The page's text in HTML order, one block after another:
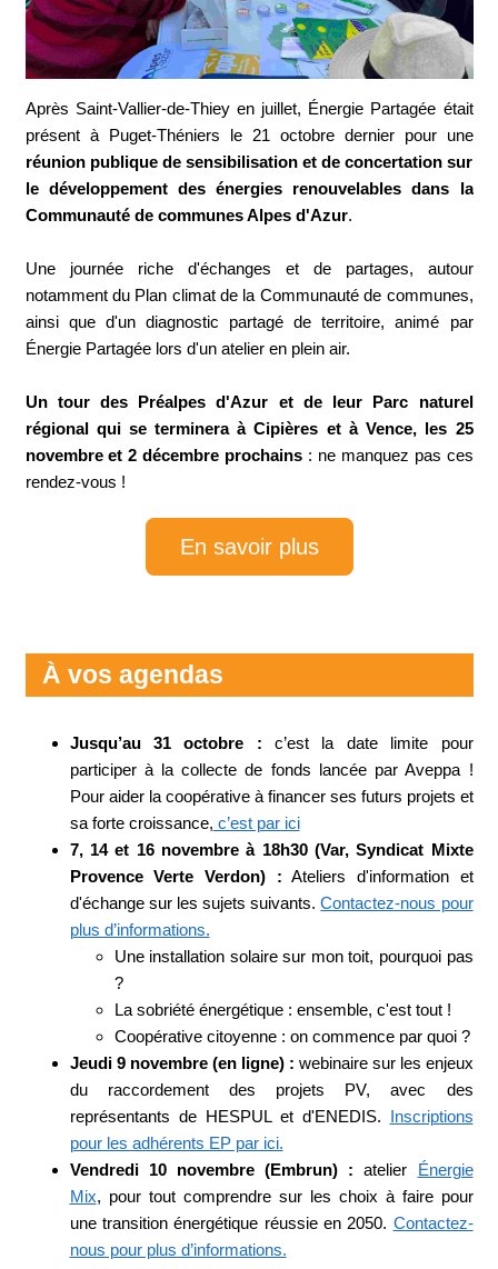
Après Saint-Vallier-de-Thiey en juillet, Énergie Partagée était
présent à Puget-Théniers le 21 octobre dernier pour une
réunion publique de sensibilisation et de concertation sur
le développement des énergies renouvelables dans la
Communauté de communes Alpes d'Azur.
Une journée riche d'échanges et de partages, autour
notamment du Plan climat de la Communauté de communes,
ainsi que d'un diagnostic partagé de territoire, animé par
Énergie Partagée lors d'un atelier en plein air.
Un tour des Préalpes d'Azur et de leur Parc naturel
régional qui se terminera à Cipières et à Vence, les 25
novembre et 2 décembre prochains : ne manquez pas ces
rendez-vous !
En savoir plus
À vos agendas
Jusqu’au 31 octobre : c’est la date limite pour
participer à la collecte de fonds lancée par Aveppa !
Pour aider la coopérative à financer ses futurs projets et
sa forte croissance, c’est par ici
7, 14 et 16 novembre à 18h30 (Var, Syndicat Mixte
Provence Verte Verdon) : Ateliers d'information et
d'échange sur les sujets suivants.Contactez-nous pour
plus d’informations.
Une installation solaire sur mon toit, pourquoi pas
?
La sobriété énergétique : ensemble, c'est tout !
Coopérative citoyenne : on commence par quoi ?
Jeudi 9 novembre (en ligne) : webinaire sur les enjeux
du raccordement des projets PV, avec des
représentants de HESPUL et d'ENEDIS. Inscriptions
pour les adhérents EP par ici.
Vendredi 10 novembre (Embrun) : atelier Énergie
Mix, pour tout comprendre sur les choix à faire pour
une transition énergétique réussie en 2050. Contactez-
nous pour plus d’informations.